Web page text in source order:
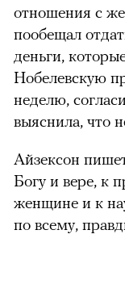
отношения с
пообещал
деньги,
Нобелевскую
неделю,
выяснила, что
Айзексон
Богу и вере, к
женщине и к
по всему,